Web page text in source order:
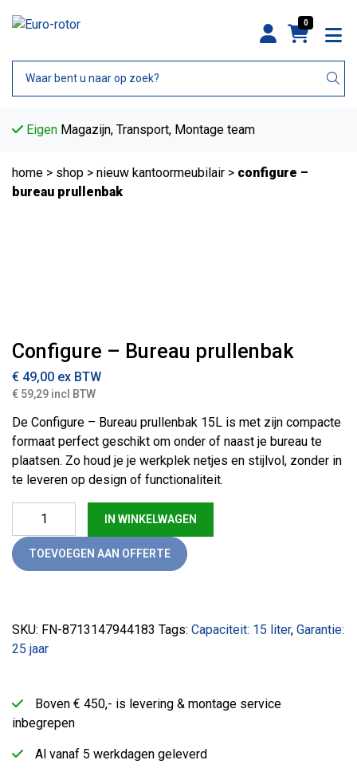
0
Eigen Magazijn, Transport, Montage team
home > shop > nieuw kantoormeubilair > configure –
bureau prullenbak
Configure – Bureau prullenbak
€ 49,00 ex BTW
€ 59,29 incl BTW
De Configure – Bureau prullenbak 15L is met zijn compacte
formaat perfect geschikt om onder of naast je bureau te
plaatsen. Zo houd je je werkplek netjes en stijlvol, zonder in
te leveren op design of functionaliteit.
Configure - Bureau prullenbak aantal
IN WINKELWAGEN
TOEVOEGEN AAN OFFERTE
SKU: FN-8713147944183 Tags: Capaciteit: 15 liter, Garantie:
25 jaar
Boven € 450,- is levering & montage service
inbegrepen
Al vanaf 5 werkdagen geleverd